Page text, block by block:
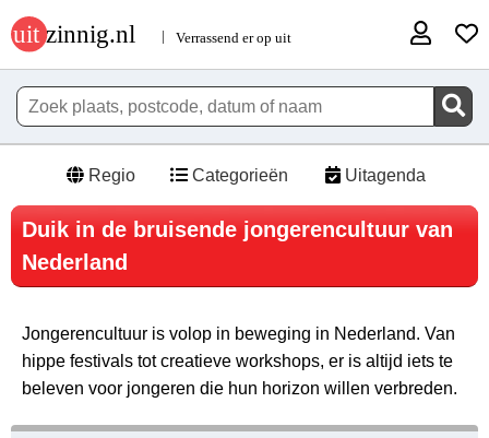
Regio Categorieën Uitagenda
Duik in de bruisende jongerencultuur van
Nederland
Jongerencultuur is volop in beweging in Nederland. Van
hippe festivals tot creatieve workshops, er is altijd iets te
beleven voor jongeren die hun horizon willen verbreden.